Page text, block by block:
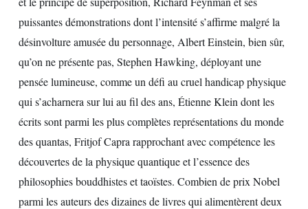
puissantes démonstrations dont l’intensité s’affirme malgré la
désinvolture amusée du personnage, Albert Einstein, bien sûr,
qu’on ne présente pas, Stephen Hawking, déployant une
pensée lumineuse, comme un défi au cruel handicap physique
qui s’acharnera sur lui au fil des ans, Étienne Klein dont les
écrits sont parmi les plus complètes représentations du monde
des quantas, Fritjof Capra rapprochant avec compétence les
découvertes de la physique quantique et l’essence des
philosophies bouddhistes et taoïstes. Combien de prix Nobel
parmi les auteurs des dizaines de livres qui alimentèrent deux